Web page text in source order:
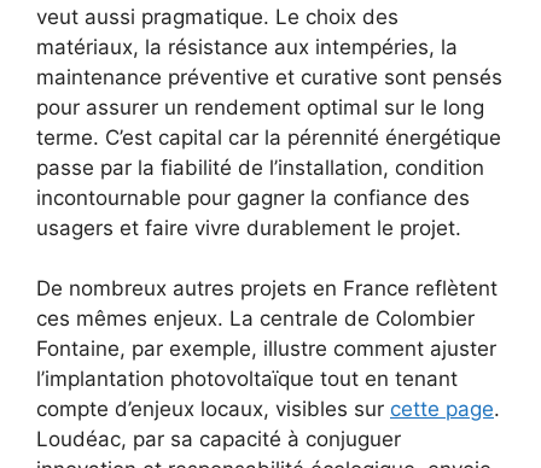
veut aussi pragmatique. Le choix des
matériaux, la résistance aux intempéries, la
maintenance préventive et curative sont pensés
pour assurer un rendement optimal sur le long
terme. C’est capital car la pérennité énergétique
passe par la fiabilité de l’installation, condition
incontournable pour gagner la confiance des
usagers et faire vivre durablement le projet.
De nombreux autres projets en France reflètent
ces mêmes enjeux. La centrale de Colombier
Fontaine, par exemple, illustre comment ajuster
l’implantation photovoltaïque tout en tenant
compte d’enjeux locaux, visibles sur cette page.
Loudéac, par sa capacité à conjuguer